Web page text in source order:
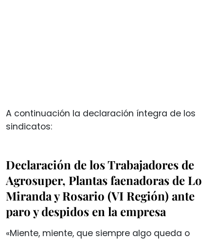
A continuación la declaración íntegra de los
sindicatos:
Declaración de los Trabajadores de
Agrosuper, Plantas faenadoras de Lo
Miranda y Rosario (VI Región) ante
paro y despidos en la empresa
«Miente, miente, que siempre algo queda o